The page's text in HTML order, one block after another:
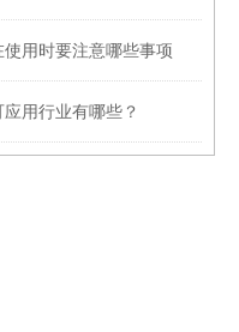
用时要注意哪些事项
用行业有哪些？